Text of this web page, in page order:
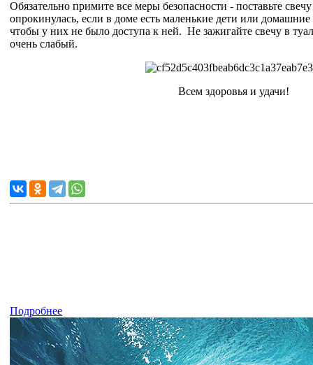
Обязательно примите все меры безопасности - поставьте
опрокинулась, если в доме есть маленькие дети или
чтобы у них не было доступа к ней. Не зажигайте свечу в
очень слабый.
Всем здоровья и удачи!
Подробнее